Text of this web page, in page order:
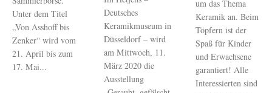
Unter dem Titel
„Von Asshoff bis
Zenker“ wird vom
21. April bis zum
17. Mai...
Deutsches
Keramikmuseum in
Düsseldorf – wird
am Mittwoch, 11.
März 2020 die
Ausstellung
um das Thema
Keramik an. Beim
Töpfern ist der
Spaß für Kinder
und Erwachsene
garantiert! Alle
Interessierten sind